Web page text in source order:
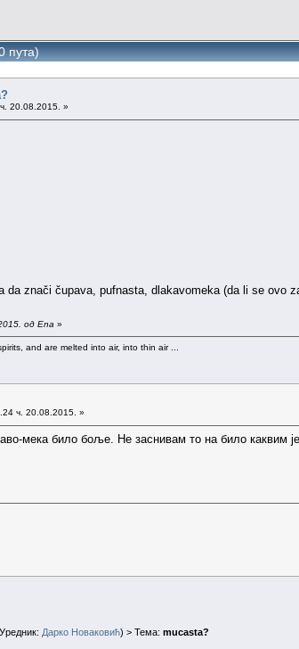
пута)
20.08.2015. »
da znači čupava, pufnasta, dlakavomeka (da li se ovo
од Ena »
and are melted into air, into thin air ...
ч. 20.08.2015. »
мека било боље. Не заснивам то на било каквим
Дарко Новаковић) > Тема: mucasta?